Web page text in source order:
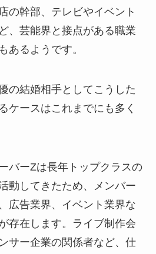
の幹部、テレビやイベント
、芸能界と接点がある職業
あるようです。
の結婚相手としてこうした
ケースはこれまでにも多く
バーZは長年トップクラスの
動してきたため、メンバー
広告業界、イベント業界な
存在します。ライブ制作会
サー企業の関係者など、仕